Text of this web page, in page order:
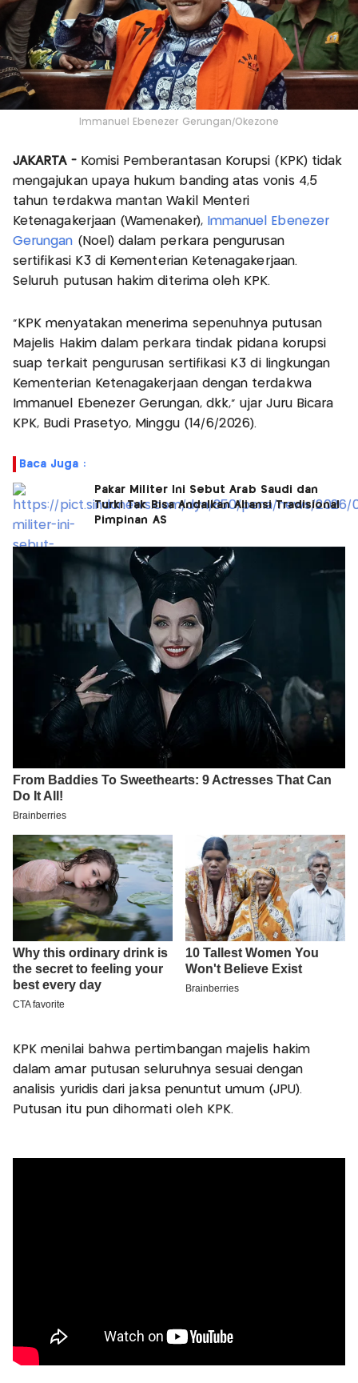
Immanuel Ebenezer Gerungan/Okezone
JAKARTA -Komisi Pemberantasan Korupsi (KPK) tidak
mengajukan upaya hukum banding atas vonis 4,5
tahun terdakwa mantan Wakil Menteri
Ketenagakerjaan (Wamenaker), Immanuel Ebenezer
Gerungan (Noel) dalam perkara pengurusan
sertifikasi K3 di Kementerian Ketenagakerjaan.
Seluruh putusan hakim diterima oleh KPK.
"KPK menyatakan menerima sepenuhnya putusan
Majelis Hakim dalam perkara tindak pidana korupsi
suap terkait pengurusan sertifikasi K3 di lingkungan
Kementerian Ketenagakerjaan dengan terdakwa
Immanuel Ebenezer Gerungan, dkk," ujar Juru Bicara
KPK, Budi Prasetyo, Minggu (14/6/2026).
Baca Juga :
Pakar Militer Ini Sebut Arab Saudi dan
Turki Tak Bisa Andalkan Aliansi Tradisional
Pimpinan AS
KPK menilai bahwa pertimbangan majelis hakim
dalam amar putusan seluruhnya sesuai dengan
analisis yuridis dari jaksa penuntut umum (JPU).
Putusan itu pun dihormati oleh KPK.